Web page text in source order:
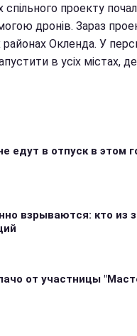
проекту
дронів. Зараз
Окленда. У
в усіх містах, де
едут в отпуск в этом
взрываются: кто из
от участницы